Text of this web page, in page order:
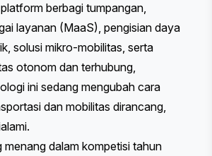
berbagi tumpangan,
layanan (MaaS), pengisian daya
solusi mikro-mobilitas, serta
otonom dan terhubung,
ini sedang mengubah cara
dan mobilitas dirancang,
menang dalam kompetisi tahun